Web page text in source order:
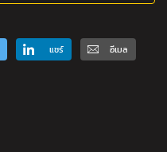
แชร์ อีเมล